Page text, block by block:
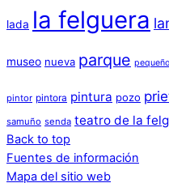
lada la felguera
museo nueva parque pequeño
pintor pintora pintura pozo
samuño senda teatro de la
Back to top
Fuentes de información
Mapa del sitio web